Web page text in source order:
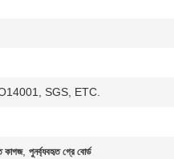
SGS, ETC.
কাগজ,পুনর্ব্যবহৃত গ্রে বোর্ড